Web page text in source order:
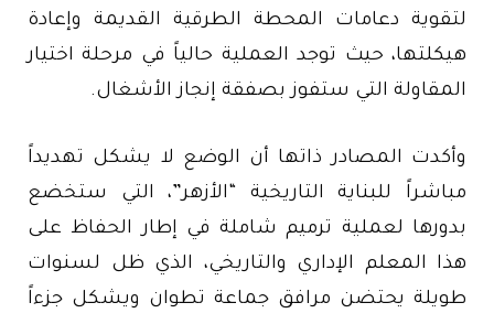
لتقوية دعامات المحطة الطرقية القديمة وإعادة
هيكلتها، حيث توجد العملية حالياً في مرحلة اختيار
المقاولة التي ستفوز بصفقة إنجاز الأشغال.
وأكدت المصادر ذاتها أن الوضع لا يشكل تهديداً
مباشراً للبناية التاريخية “الأزهر”، التي ستخضع
بدورها لعملية ترميم شاملة في إطار الحفاظ على
هذا المعلم الإداري والتاريخي، الذي ظل لسنوات
طويلة يحتضن مرافق جماعة تطوان ويشكل جزءاً